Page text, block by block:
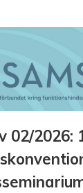
02/2026: